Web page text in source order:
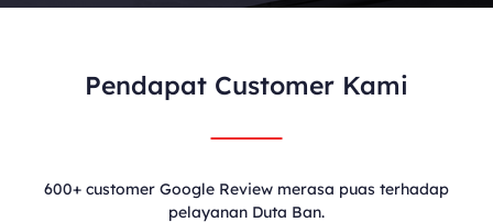
Pendapat Customer Kami
600+ customer Google Review merasa puas terhadap
pelayanan Duta Ban.